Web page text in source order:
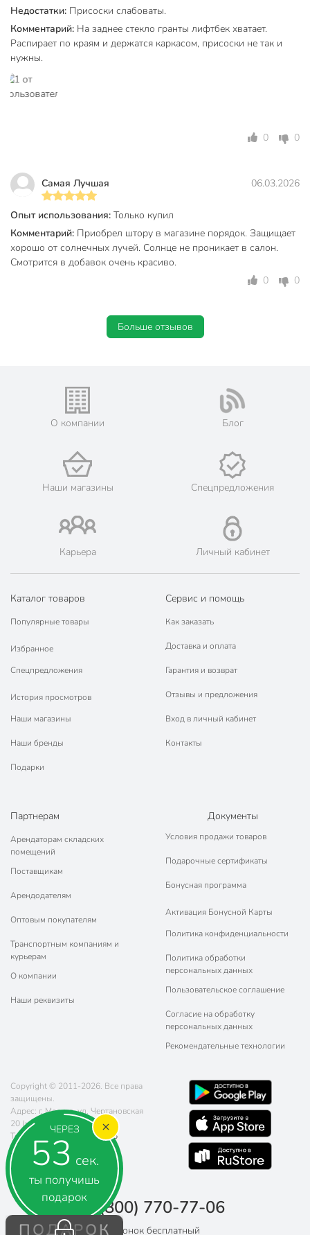
ЧЕРЕЗ
52 сек.
ты получишь
подарок
ПОДАРОК
Недостатки: Присоски слабоваты.
Комментарий: На заднее стекло гранты лифтбек хватает.
Распирает по краям и держатся каркасом, присоски не так и
нужны.
0 0
Самая Лучшая 06.03.2026
Опыт использования: Только купил
Комментарий: Приобрел штору в магазине порядок. Защищает
хорошо от солнечных лучей. Солнце не проникает в салон.
Смотрится в добавок очень красиво.
0
0
Больше отзывов
О компании Блог
Наши магазины Спецпредложения
Карьера Личный кабинет
Каталог товаров
Популярные товары
Избранное
Спецпредложения
История просмотров
Наши магазины
Наши бренды
Подарки
Сервис и помощь
Как заказать
Доставка и оплата
Гарантия и возврат
Отзывы и предложения
Вход в личный кабинет
Контакты
Партнерам
Арендаторам складских
помещений
Поставщикам
Арендодателям
Оптовым покупателям
Транспортным компаниям и
курьерам
О компании
Наши реквизиты
Документы
Условия продажи товаров
Подарочные сертификаты
Бонусная программа
Активация Бонусной Карты
Политика конфиденциальности
Политика обработки
персональных данных
Пользовательское соглашение
Согласие на обработку
персональных данных
Рекомендательные технологии
Copyright © 2011-2026. Все права
защищены.
Адрес: г. Москва, ул. Чертановская
20 (метро Южная)
Телефон:
8 (800) 770-77-06
Почта:sales@poryadok.ru
8 (800) 770-77-06
Звонок бесплатный